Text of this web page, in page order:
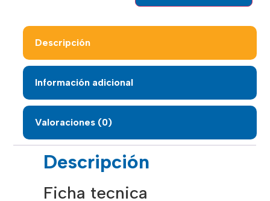
Descripción
Información adicional
Valoraciones (0)
Descripción
Ficha tecnica